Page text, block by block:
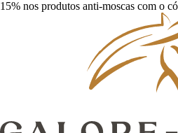
15% nos produtos anti-moscas com o